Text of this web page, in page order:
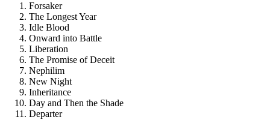
Forsaker
The Longest Year
Idle Blood
Onward into Battle
Liberation
The Promise of Deceit
Nephilim
New Night
Inheritance
Day and Then the Shade
Departer